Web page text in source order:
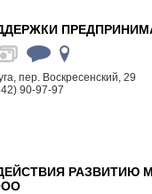
пер. Воскресенский, 29
90-97-97
РАЗВИТИЮ